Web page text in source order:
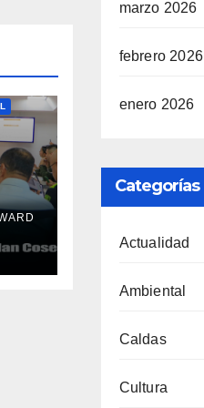
marzo 2026
febrero 2026
enero 2026
Categorías
Actualidad
Ambiental
Caldas
Cultura